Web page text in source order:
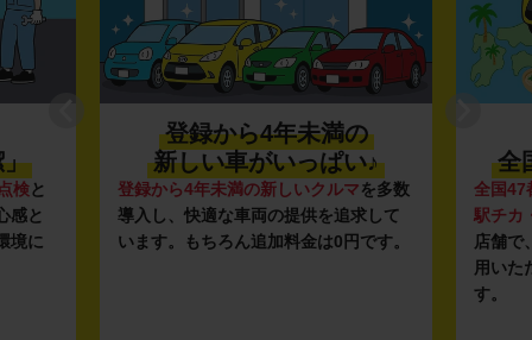
」
検と
感と
境に
登録から4年未満の
新しい車がいっぱい♪
登録から4年未満の新しいクルマを多数
導入し、快適な車両の提供を追求して
います。もちろん追加料金は0円です。
全
全国47
駅チカ
店舗で
用いた
す。